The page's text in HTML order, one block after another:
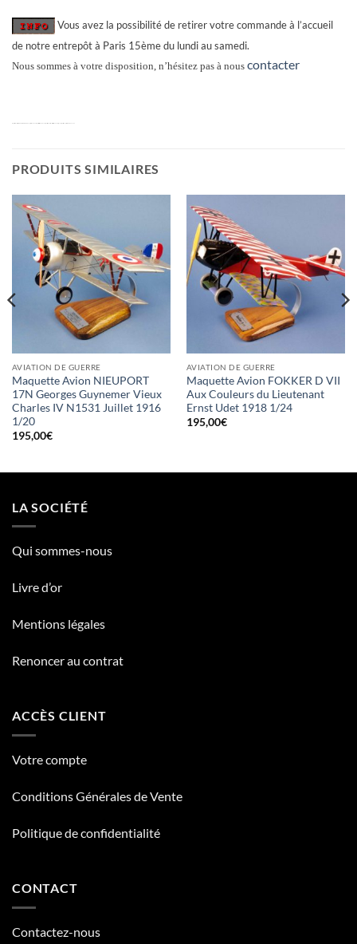
Vous avez la possibilité de retirer votre commande à l’accueil
de notre entrepôt à Paris 15ème du lundi au samedi.
Nous sommes à votre disposition, n’hésitez pas à nous contacter
PRODUITS SIMILAIRES
AVIATION DE GUERRE
Maquette Avion NIEUPORT
17N Georges Guynemer Vieux
Charles IV N1531 Juillet 1916
1/20
195,00€
AVIATION DE GUERRE
Maquette Avion FOKKER D VII
Aux Couleurs du Lieutenant
Ernst Udet 1918 1/24
195,00€
LA SOCIÉTÉ
Qui sommes-nous
Livre d’or
Mentions légales
Renoncer au contrat
ACCÈS CLIENT
Votre compte
Conditions Générales de Vente
Politique de confidentialité
CONTACT
Contactez-nous